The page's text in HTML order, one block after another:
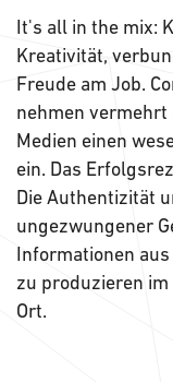
It's all in the mix:
Kreativität,
Freude am Job.
nehmen
Medien einen
ein. Das
Die Authentizität
ungezwungener
Informationen
zu produzieren
Ort.